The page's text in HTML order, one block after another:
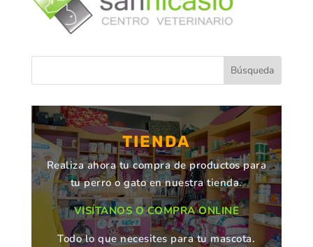
TIENDA
Realiza ahora tu compra de productos para
tu perro o gato en nuestra tienda.
VISÍTANOS O COMPRA ONLINE
Todo lo que necesites para tu mascota.